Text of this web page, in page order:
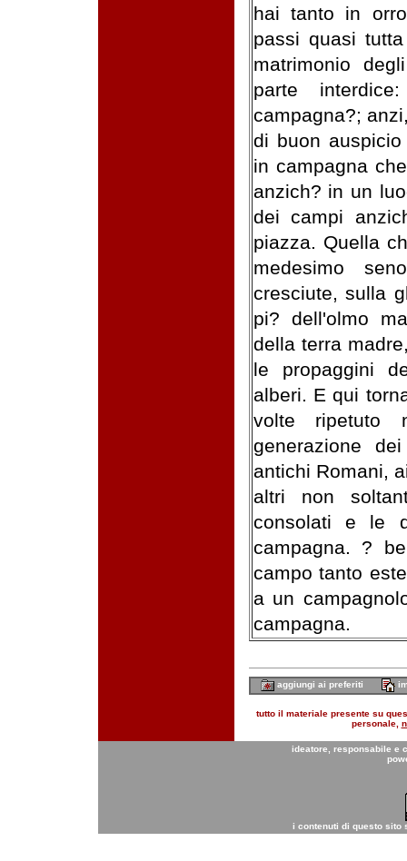
hai tanto in
passi quasi
matrimonio
parte
campagna?;
di buon
in campagna
anzich? in un
dei campi
piazza. Quella
medesimo
cresciute, sulla
pi? dell'olmo
della terra
le propaggini
alberi. E qui
volte ripetuto
generazione
antichi Romani,
altri non
consolati e le
campagna. ?
campo tanto
a un
campagna.
aggiungi ai preferiti
tutto il materiale presente su
personale,
ideatore, responsabile e
i contenuti di questo sito